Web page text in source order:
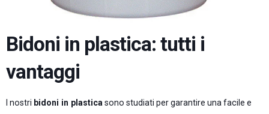
Bidoni in plastica: tutti i
vantaggi
I nostri bidoni in plasticasono studiati per garantire una facile e